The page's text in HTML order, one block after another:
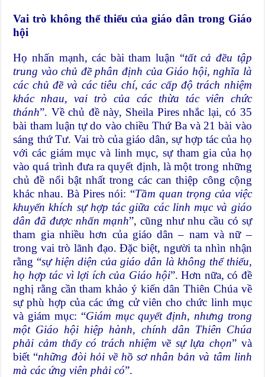
Vai trò không thể thiếu của giáo dân trong Giáo
hội
Họ nhấn mạnh, các bài tham luận “tất cả đều tập
trung vào chủ đề phân định của Giáo hội, nghĩa là
các chủ đề và các tiêu chí, các cấp độ trách nhiệm
khác nhau, vai trò của các thừa tác viên chức
thánh”. Về chủ đề này, Sheila Pires nhắc lại, có 35
bài tham luận tự do vào chiều Thứ Ba và 21 bài vào
sáng thứ Tư. Vai trò của giáo dân, sự hợp tác của họ
với các giám mục và linh mục, sự tham gia của họ
vào quá trình đưa ra quyết định, là một trong những
chủ đề nổi bật nhất trong các can thiệp công cộng
khác nhau. Bà Pires nói: “Tầm quan trọng của việc
khuyến khích sự hợp tác giữa các linh mục và giáo
dân đã được nhấn mạnh”, cũng như nhu cầu có sự
tham gia nhiều hơn của giáo dân – nam và nữ –
trong vai trò lãnh đạo. Đặc biệt, người ta nhìn nhận
rằng “sự hiện diện của giáo dân là không thể thiếu,
họ hợp tác vì lợi ích của Giáo hội”. Hơn nữa, có đề
nghị rằng cần tham khảo ý kiến ​​dân Thiên Chúa về
sự phù hợp của các ứng cử viên cho chức linh mục
và giám mục: “Giám mục quyết định, nhưng trong
một Giáo hội hiệp hành, chính dân Thiên Chúa
phải cảm thấy có trách nhiệm về sự lựa chọn” và
biết “những đòi hỏi về hồ sơ nhân bản và tâm linh
mà các ứng viên phải có”.